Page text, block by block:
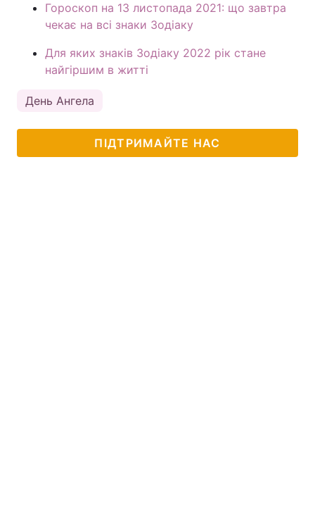
Гороскоп на 13 листопада 2021: що завтра
чекає на всі знаки Зодіаку
Для яких знаків Зодіаку 2022 рік стане
найгіршим в житті
День Ангела
ПІДТРИМАЙТЕ НАС